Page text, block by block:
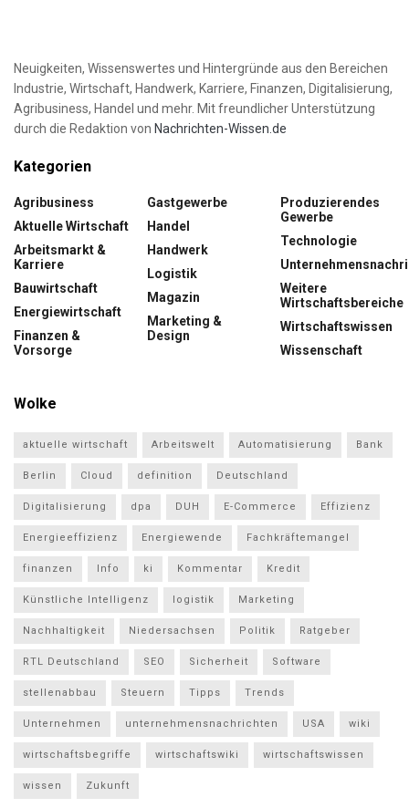
Neuigkeiten, Wissenswertes und Hintergründe aus den Bereichen
Industrie, Wirtschaft, Handwerk, Karriere, Finanzen, Digitalisierung,
Agribusiness, Handel und mehr. Mit freundlicher Unterstützung
durch die Redaktion von Nachrichten-Wissen.de
Kategorien
Agribusiness
Aktuelle Wirtschaft
Arbeitsmarkt &
Karriere
Bauwirtschaft
Energiewirtschaft
Finanzen &
Vorsorge
Gastgewerbe
Handel
Handwerk
Logistik
Magazin
Marketing &
Design
Produzierendes
Gewerbe
Technologie
Weitere
Wirtschaftsbereiche
Wirtschaftswissen
Wissenschaft
Wolke
aktuelle wirtschaft Arbeitswelt Automatisierung Bank
Berlin Cloud definition Deutschland
Digitalisierung dpa DUH E-Commerce Effizienz
Energieeffizienz Energiewende Fachkräftemangel
finanzen Info ki Kommentar Kredit
Künstliche Intelligenz logistik Marketing
Nachhaltigkeit Niedersachsen Politik Ratgeber
RTL Deutschland SEO Sicherheit Software
stellenabbau Steuern Tipps Trends
Unternehmen unternehmensnachrichten USA wiki
wirtschaftsbegriffe wirtschaftswiki wirtschaftswissen
wissen Zukunft